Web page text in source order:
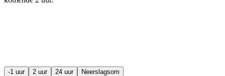
-1 uur 2 uur 24 uur Neerslagsom